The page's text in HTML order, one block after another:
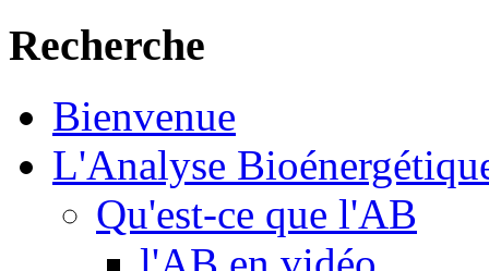
Recherche
Bienvenue
L'Analyse
Qu'est-ce que l'AB